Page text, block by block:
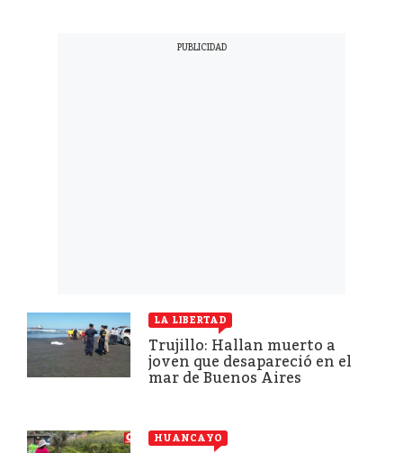
LA LIBERTAD
Trujillo: Hallan muerto a
joven que desapareció en el
mar de Buenos Aires
HUANCAYO